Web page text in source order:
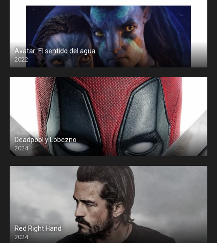
Avatar: El sentido del agua
2022
Deadpool y Lobezno
2024
Red Right Hand
2024